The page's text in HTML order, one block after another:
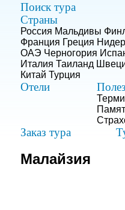
Поиск тура
Страны
Россия Мальдивы
Франция Греция
ОАЭ Черногория
Италия Таиланд
Китай Турция
Отели
Заказ тура
Малайзия